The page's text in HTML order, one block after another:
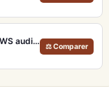
Noble Audio FoKus Rex5 – Écouteurs TWS audiophiles tribrides
⚖ Comparer